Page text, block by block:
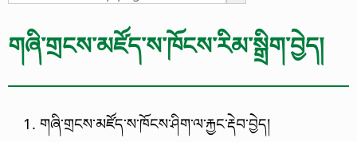
གཞི་གྲངས་མཛོད་ས་ཁོངས་རིམ་སྒྲིག་བྱེད།
གཞི་གྲངས་མཛོད་ས་ཁོངས་ཤིག་ལ་རྐྱང་རྡེབ་བྱེད།